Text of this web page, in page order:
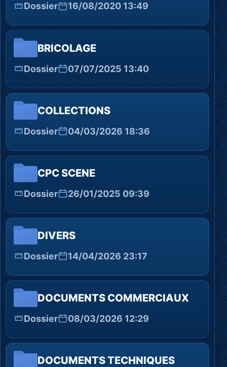
Dossier 16/08/2020 13:49
BRICOLAGE
Dossier 07/07/2025 13:40
COLLECTIONS
Dossier 04/03/2026 18:36
CPC SCENE
Dossier 26/01/2025 09:39
DIVERS
Dossier 14/04/2026 23:17
DOCUMENTS COMMERCIAUX
Dossier 08/03/2026 12:29
DOCUMENTS TECHNIQUES